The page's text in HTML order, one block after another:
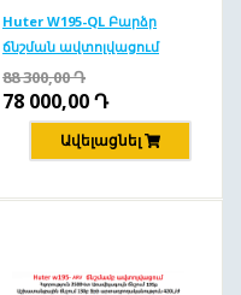
Huter W195-QL Բարձր
ճնշման ավտոլվացում
195բ/2500Վտ
88 300,00Դ
78 000,00Դ
Ավելացնել